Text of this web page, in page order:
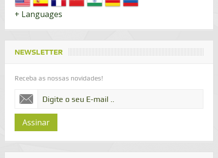
+ Languages
NEWSLETTER
Receba as nossas novidades!
Assinar